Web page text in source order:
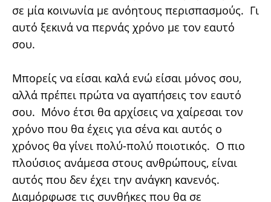
σε μία κοινωνία με ανόητους περισπασμούς. Γι
αυτό ξεκινά να περνάς χρόνο με τον εαυτό
σου.
Μπορείς να είσαι καλά ενώ είσαι μόνος σου,
αλλά πρέπει πρώτα να αγαπήσεις τον εαυτό
σου. Μόνο έτσι θα αρχίσεις να χαίρεσαι τον
χρόνο που θα έχεις για σένα και αυτός ο
χρόνος θα γίνει πολύ-πολύ ποιοτικός. Ο πιο
πλούσιος ανάμεσα στους ανθρώπους, είναι
αυτός που δεν έχει την ανάγκη κανενός.
Διαμόρφωσε τις συνθήκες που θα σε